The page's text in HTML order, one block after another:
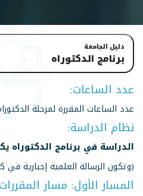
دليل الجامعة
برنامج الدكتوراه
عدد الساعات:
عدد الساعات المقررة لمرحلة الدكتوراه هي (60)
نظام الدراسة:
الدراسة في برنامج الدكتوراه
(وتكون الرسالة العلمية إجبارية في
المسار الأول: مسار